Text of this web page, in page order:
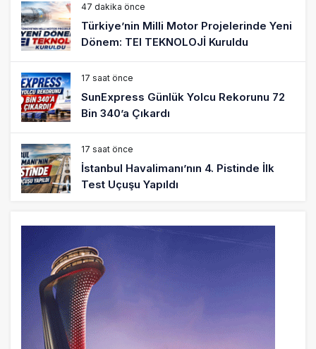
47 dakika önce
Türkiye’nin Milli Motor Projelerinde Yeni
Dönem: TEI TEKNOLOJİ Kuruldu
17 saat önce
SunExpress Günlük Yolcu Rekorunu 72
Bin 340’a Çıkardı
17 saat önce
İstanbul Havalimanı’nın 4. Pistinde İlk
Test Uçuşu Yapıldı
Aslıhan Güven, Airport Leader of the
Future Finalisti Oldu
19 saat önce
EasyJet, 5,7 Milyar Sterline Apollo’ya
Satılıyor